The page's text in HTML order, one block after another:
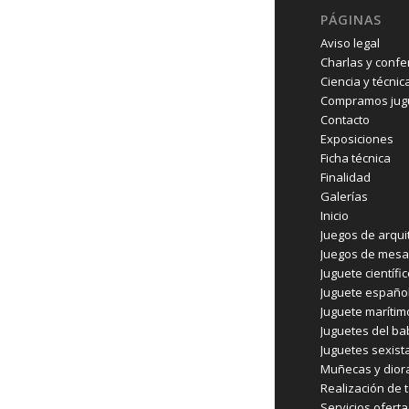
PÁGINAS
Aviso legal
Charlas y
Ciencia y
Compramos
Contacto
Exposiciones
Ficha técnica
Finalidad
Galerías
Inicio
Juegos de
Juegos de mesa
Juguete
Juguete
Juguete
Juguetes del
Juguetes
Muñecas y
Realización de